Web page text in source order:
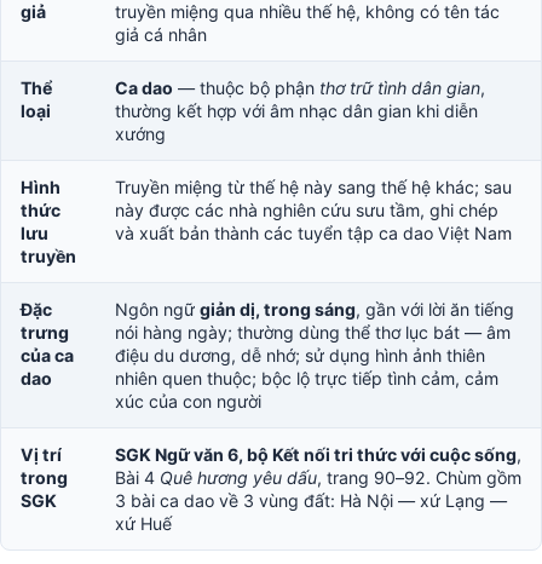
giả
truyền miệng qua nhiều thế hệ, không có tên tác
giả cá nhân
Thể
loại
Ca dao — thuộc bộ phận thơ trữ tình dân gian,
thường kết hợp với âm nhạc dân gian khi diễn
xướng
Hình
thức
lưu
truyền
Truyền miệng từ thế hệ này sang thế hệ khác; sau
này được các nhà nghiên cứu sưu tầm, ghi chép
và xuất bản thành các tuyển tập ca dao Việt Nam
Đặc
trưng
của ca
dao
Ngôn ngữ giản dị, trong sáng, gần với lời ăn tiếng
nói hàng ngày; thường dùng thể thơ lục bát — âm
điệu du dương, dễ nhớ; sử dụng hình ảnh thiên
nhiên quen thuộc; bộc lộ trực tiếp tình cảm, cảm
xúc của con người
Vị trí
trong
SGK
SGK Ngữ văn 6, bộ Kết nối tri thức với cuộc sống,
Bài 4 Quê hương yêu dấu, trang 90–92. Chùm gồm
3 bài ca dao về 3 vùng đất: Hà Nội — xứ Lạng —
xứ Huế